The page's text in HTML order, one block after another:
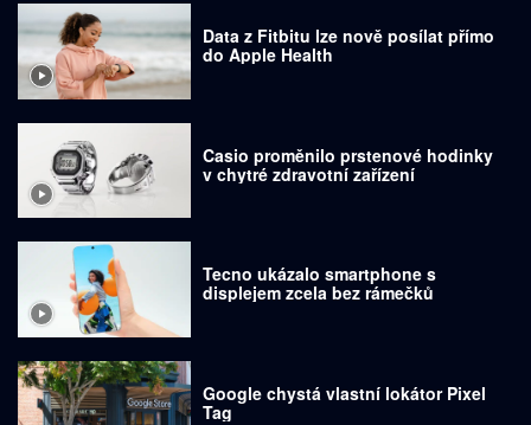
Data z Fitbitu lze nově posílat přímo
do Apple Health
Casio proměnilo prstenové hodinky
v chytré zdravotní zařízení
Tecno ukázalo smartphone s
displejem zcela bez rámečků
Google chystá vlastní lokátor Pixel
Tag